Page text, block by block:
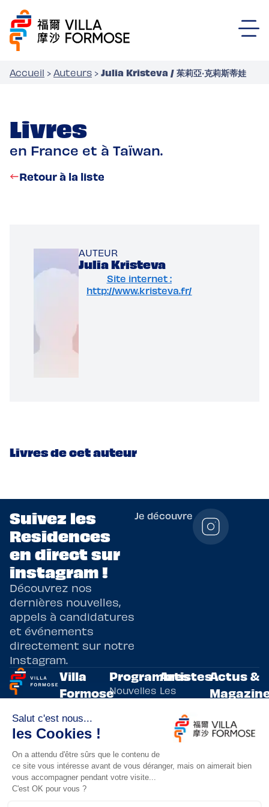
Accueil › Auteurs › Julia Kristeva / 茱莉亞‧克莉斯蒂娃
Livres
en France et à Taïwan.
Retour à la liste
AUTEUR
Julia Kristeva
Site internet :
http://www.kristeva.fr/
Livres de cet auteur
Suivez les
Residences
en direct sur
instagram !
Découvrez nos
dernières nouvelles,
appels à candidatures
et événements
directement sur notre
Instagram.
Je découvre
Programmes
de
résidences
artistiques
bilatérales,
entre la
France et
Taïwan.
Villa
Formose
Adoptez
un artiste
Lieux de
résidence
Programmes
Nouvelles
écritures
Arts
vivants
innovants
Artistes
Les
artistes
résidents
Evènements
Actus &
actualités